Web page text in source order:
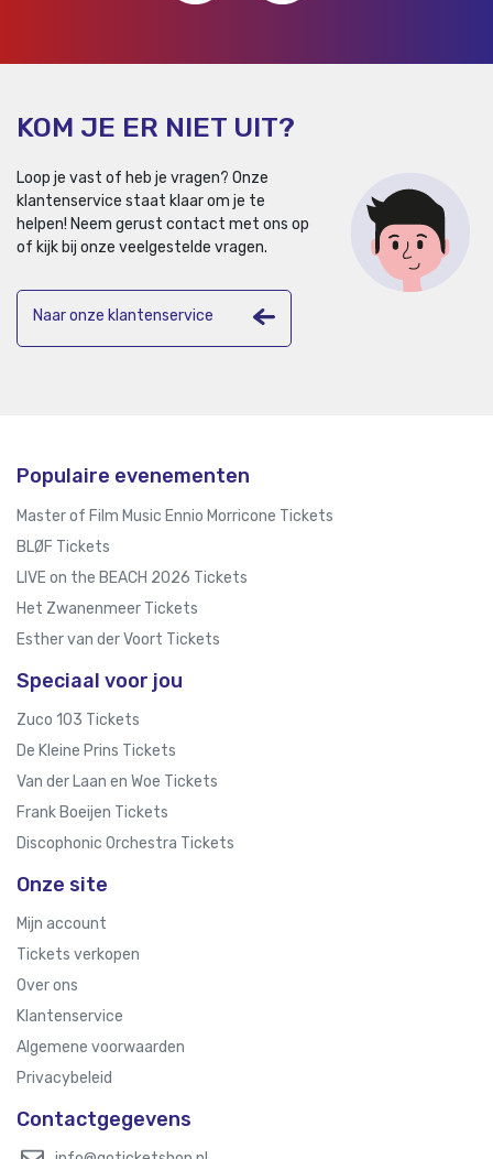
KOM JE ER NIET UIT?
Loop je vast of heb je vragen? Onze
klantenservice staat klaar om je te
helpen! Neem gerust contact met ons op
of kijk bij onze veelgestelde vragen.
Naar onze klantenservice
Populaire evenementen
Master of Film Music Ennio Morricone Tickets
BLØF Tickets
LIVE on the BEACH 2026 Tickets
Het Zwanenmeer Tickets
Esther van der Voort Tickets
Speciaal voor jou
Zuco 103 Tickets
De Kleine Prins Tickets
Van der Laan en Woe Tickets
Frank Boeijen Tickets
Discophonic Orchestra Tickets
Onze site
Mijn account
Tickets verkopen
Over ons
Klantenservice
Algemene voorwaarden
Privacybeleid
Contactgegevens